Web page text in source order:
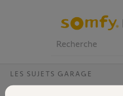
Volet
LES SUJETS GARAGE